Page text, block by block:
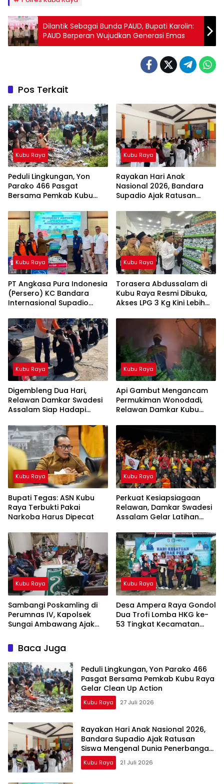
Dilantik Sebagai Bunda PAUD, Bupati Karolin:
PAUD Berperan Wujudkan Generasi Emas
Pos Terkait
Kubu Raya
Peduli Lingkungan, Yon
Parako 466 Pasgat
Bersama Pemkab Kubu
Action
Kubu Raya
Rayakan Hari Anak
Nasional 2026, Bandara
Supadio Ajak Ratusan
Penerbangan dan
Keselamatan Bandara
Kubu Raya
PT Angkasa Pura Indonesia
(Persero) KC Bandara
Internasional Supadio
Kebakaran melalui
Penyerahan Bantuan
Sarana bagi Masyarakat
Peduli Api
Kubu Raya
Torasera Abdussalam di
Kubu Raya Resmi Dibuka,
Akses LPG 3 Kg Kini Lebih
Kubu Raya
Digembleng Dua Hari,
Relawan Damkar Swadesi
Assalam Siap Hadapi
Kubu Raya
Api Gambut Mengancam
Permukiman Wonodadi,
Relawan Damkar Kubu
Malam
Kubu Raya
Bupati Tegas: ASN Kubu
Raya Terbukti Pakai
Narkoba Harus Dipecat
Kubu Raya
Perkuat Kesiapsiagaan
Relawan, Damkar Swadesi
Assalam Gelar Latihan
Kubu Raya
Sambangi Poskamling di
Perumnas IV, Kapolsek
Sungai Ambawang Ajak
Lingkungan
Kubu Raya
Desa Ampera Raya Gondol
Dua Trofi Lomba HKG ke-
53 Tingkat Kecamatan
Baca Juga
Peduli Lingkungan, Yon Parako 466
Pasgat Bersama Pemkab Kubu Raya
Gelar Clean Up Action
Kubu Raya 27 Juli 2026
Rayakan Hari Anak Nasional 2026,
Bandara Supadio Ajak Ratusan
Siswa Mengenal Dunia Penerbangan
dan Keselamatan Bandara
Kubu Raya 21 Juli 2026